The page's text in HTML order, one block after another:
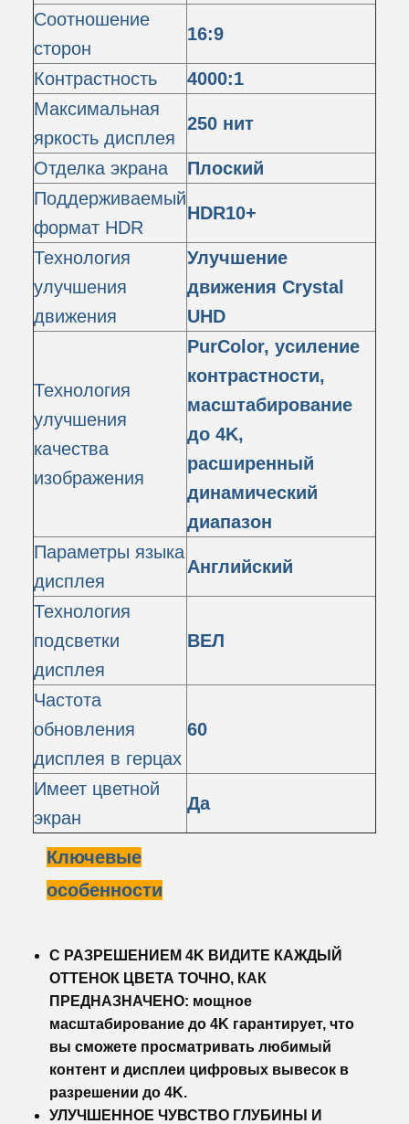
Соотношение
сторон
16:9
Контрастность
4000:1
Максимальная
яркость дисплея
250 нит
Отделка экрана
Плоский
Поддерживаемый
формат HDR
HDR10+
Технология
улучшения
движения
Улучшение
движения Crystal
UHD
Технология
улучшения
качества
изображения
PurColor, усиление
контрастности,
масштабирование
до 4K,
расширенный
динамический
диапазон
Параметры языка
дисплея
Английский
Технология
подсветки
дисплея
ВЕЛ
Частота
обновления
дисплея в герцах
60
Имеет цветной
экран
Да
Ключевые
особенности
С РАЗРЕШЕНИЕМ 4K ВИДИТЕ КАЖДЫЙ
ОТТЕНОК ЦВЕТА ТОЧНО, КАК
ПРЕДНАЗНАЧЕНО: мощное
масштабирование до 4K гарантирует, что
вы сможете просматривать любимый
контент и дисплеи цифровых вывесок в
разрешении до 4K.
УЛУЧШЕННОЕ ЧУВСТВО ГЛУБИНЫ И